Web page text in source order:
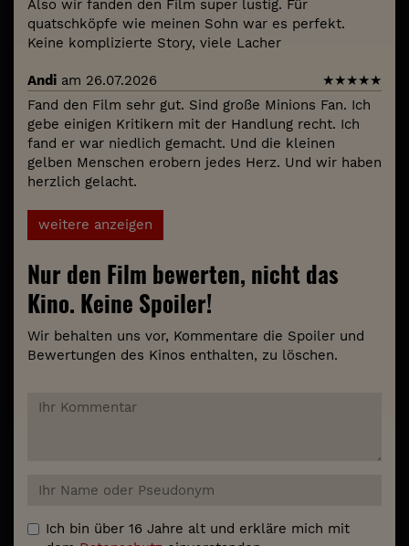
Also wir fanden den Film super lustig. Für
quatschköpfe wie meinen Sohn war es perfekt.
Keine komplizierte Story, viele Lacher
Andi am 26.07.2026 ★★★★★
Fand den Film sehr gut. Sind große Minions Fan. Ich
gebe einigen Kritikern mit der Handlung recht. Ich
fand er war niedlich gemacht. Und die kleinen
gelben Menschen erobern jedes Herz. Und wir haben
herzlich gelacht.
weitere anzeigen
Nur den Film bewerten, nicht das
Kino. Keine Spoiler!
Wir behalten uns vor, Kommentare die Spoiler und
Bewertungen des Kinos enthalten, zu löschen.
Ich bin über 16 Jahre alt und erkläre mich mit